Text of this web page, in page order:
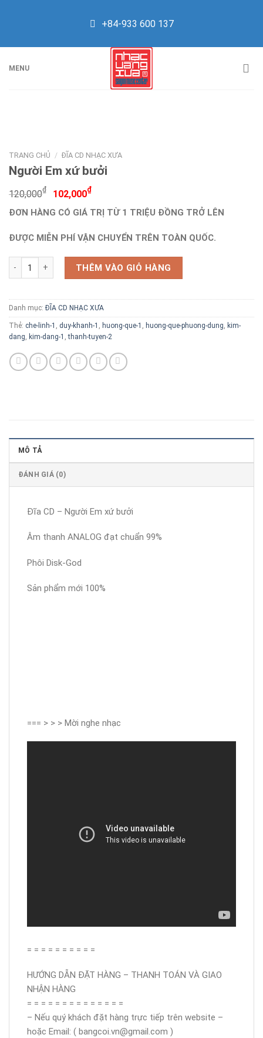
+84-933 600 137
MENU
TRANG CHỦ / ĐĨA CD NHẠC XƯA
Người Em xứ bưởi
120,000₫
Giá
gốc
là:
120,000₫.
102,000₫Giá
tại
là:
102,000₫.
ĐƠN HÀNG CÓ GIÁ TRỊ TỪ 1 TRIỆU ĐỒNG TRỞ LÊN
ĐƯỢC MIỄN PHÍ VẬN CHUYỂN TRÊN TOÀN QUỐC.
Người Em xứ bưởi số lượng
THÊM VÀO GIỎ HÀNG
Danh mục: ĐĨA CD NHẠC XƯA
Thẻ: che-linh-1 , duy-khanh-1 , huong-que-1 , huong-que-phuong-dung, kim-
dang, kim-dang-1 ,thanh-tuyen-2
MÔ TẢ
ĐÁNH GIÁ (0)
Đĩa CD – Người Em xứ bưởi
Âm thanh ANALOG đạt chuẩn 99%
Phôi Disk-God
Sản phẩm mới 100%
=== > > > Mời nghe nhạc
= = = = = = = = = =
HƯỚNG DẪN ĐẶT HÀNG – THANH TOÁN VÀ GIAO
NHẬN HÀNG
= = = = = = = = = = = = = =
– Nếu quý khách đặt hàng trực tiếp trên website –
hoặc Email: ( bangcoi.vn@gmail.com )